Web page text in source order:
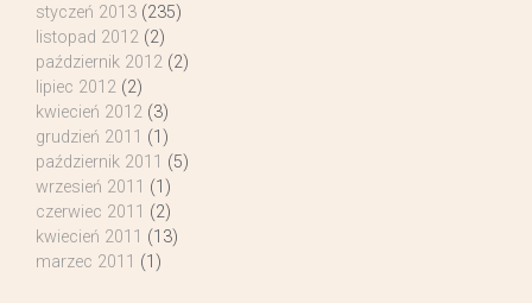
styczeń 2013 (235)
listopad 2012 (2)
październik 2012 (2)
lipiec 2012 (2)
kwiecień 2012 (3)
grudzień 2011 (1)
październik 2011 (5)
wrzesień 2011 (1)
czerwiec 2011 (2)
kwiecień 2011 (13)
marzec 2011 (1)